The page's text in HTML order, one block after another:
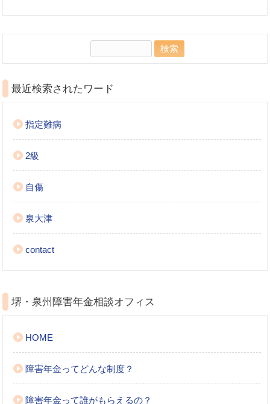
最近検索されたワード
指定難病
2級
自傷
泉大津
contact
堺・泉州障害年金相談オフィス
HOME
障害年金ってどんな制度？
障害年金って誰がもらえるの？